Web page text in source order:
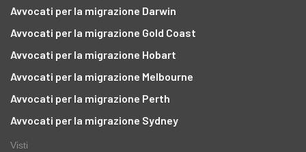
Avvocati per la migrazione Darwin
Avvocati per la migrazione Gold Coast
Avvocati per la migrazione Hobart
Avvocati per la migrazione Melbourne
Avvocati per la migrazione Perth
Avvocati per la migrazione Sydney
Visti